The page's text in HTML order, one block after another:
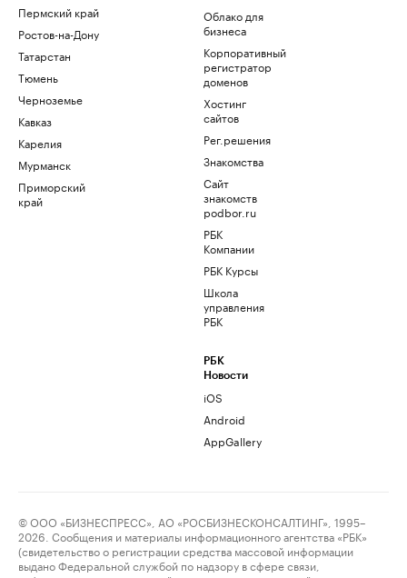
Пермский край
Ростов-на-Дону
Татарстан
Тюмень
Черноземье
Кавказ
Карелия
Мурманск
Приморский
край
Облако для
бизнеса
Корпоративный
регистратор
доменов
Хостинг
сайтов
Рег.решения
Знакомства
Сайт
знакомств
podbor.ru
РБК
Компании
РБК Курсы
Школа
управления
РБК
РБК
Новости
iOS
Android
AppGallery
© ООО «БИЗНЕСПРЕСС», АО «РОСБИЗНЕСКОНСАЛТИНГ», 1995–
2026. Сообщения и материалы информационного агентства «РБК»
(свидетельство о регистрации средства массовой информации
выдано Федеральной службой по надзору в сфере связи,